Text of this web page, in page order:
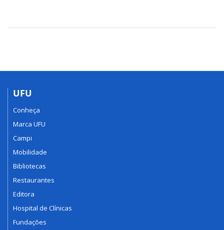
UFU
Conheça
Marca UFU
Campi
Mobilidade
Bibliotecas
Restaurantes
Editora
Hospital de Clínicas
Fundações